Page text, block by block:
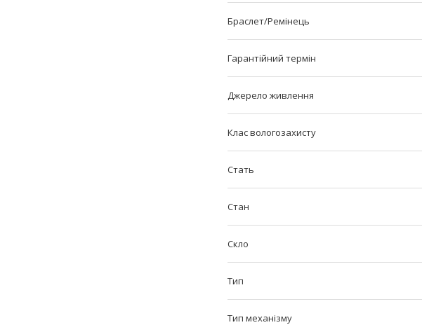
Браслет/Ремінець
Гарантійний термін
Джерело живлення
Клас вологозахисту
Стать
Стан
Скло
Тип
Тип механізму